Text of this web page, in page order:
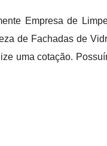
Empresa de
de Fachadas de
uma cotação.